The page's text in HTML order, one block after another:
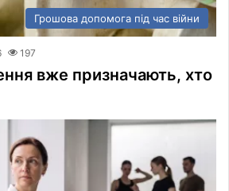
Грошова допомога під час війни
197
вже призначають, хто